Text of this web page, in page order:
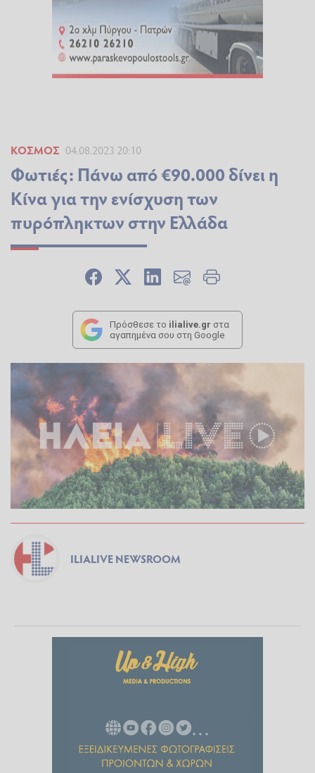
ΚΌΣΜΟΣ 04.08.2023 20:10
Φωτιές: Πάνω από €90.000 δίνει η
Κίνα για την ενίσχυση των
πυρόπληκτων στην Ελλάδα
Πρόσθεσε το ilialive.gr στα
αγαπημένα σου στη Google
ILIALIVE NEWSROOM